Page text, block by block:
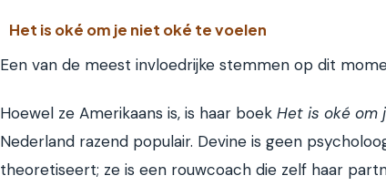
Het is oké om je niet oké te voelen
Een van de meest invloedrijke stemmen op dit
Hoewel ze Amerikaans is, is haar boek Het is oké om
Nederland razend populair. Devine is geen
theoretiseert; ze is een rouwcoach die zelf haar